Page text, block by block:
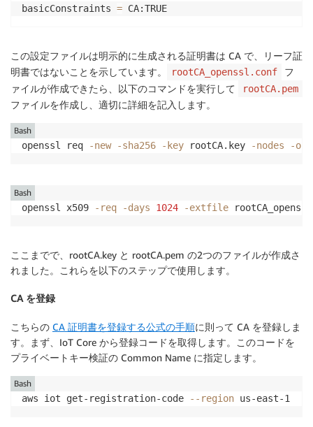
basicConstraints = CA:TRUE
この設定ファイルは明示的に生成される証明書は CA で、リーフ証
明書ではないことを示しています。
rootCA_openssl.conf
フ
ァイルが作成できたら、以下のコマンドを実行して
rootCA.pem
ファイルを作成し、適切に詳細を記入します。
openssl req -new -sha256 -key rootCA.key -nodes -out
Bash
openssl x509 -req -days 1024 -extfile
Bash
ここまでで、rootCA.key と rootCA.pem の2つのファイルが作成さ
れました。これらを以下のステップで使用します。
CA を登録
こちらの CA 証明書を登録する公式の手順に則って CA を登録しま
す。まず、IoT Core から登録コードを取得します。このコードを
プライベートキー検証の Common Name に指定します。
aws iot get-registration-code --region us-east-1
Bash